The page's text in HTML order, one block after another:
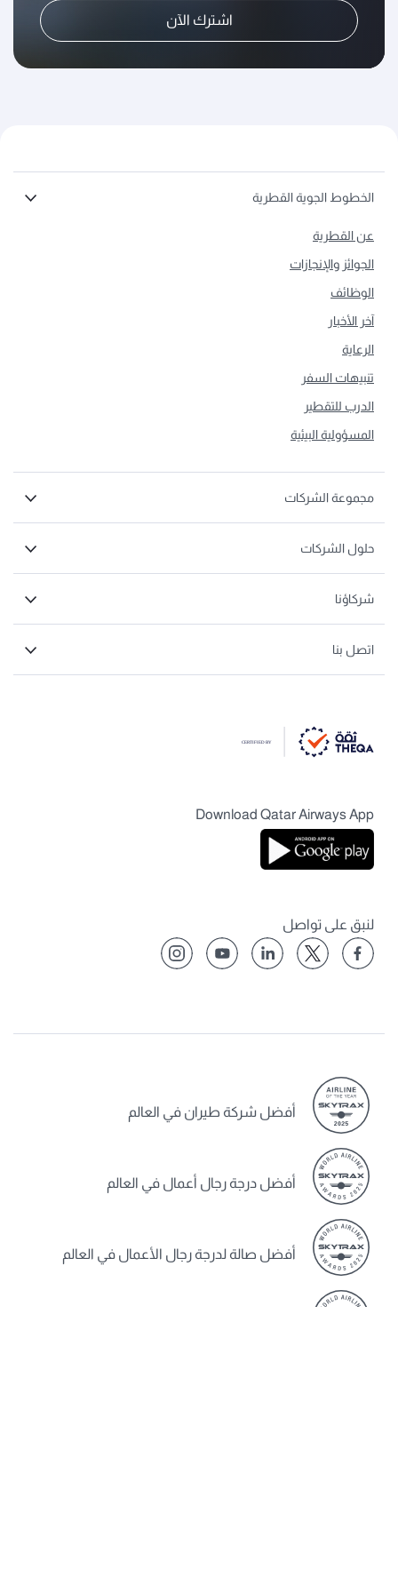
اشترك الآن
الخطوط الجوية القطرية
عن القطرية
الجوائز والإنجازات
الوظائف
آخر الأخبار
الرعاية
تنبيهات السفر
الدرب للتقطير
المسؤولية البيئية
مجموعة الشركات
حلول الشركات
شركاؤنا
اتصل بنا
Download Qatar Airways App
لنبق على تواصل
أفضل شركة طيران في العالم
أفضل درجة رجال أعمال في العالم
أفضل صالة لدرجة رجال الأعمال في العالم